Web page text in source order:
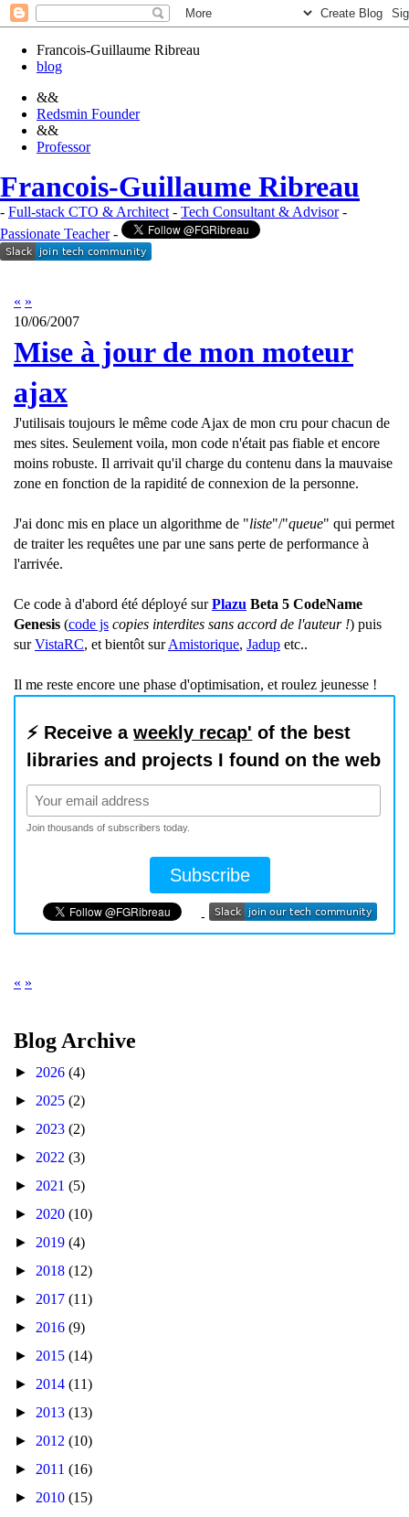
Francois-Guillaume Ribreau
blog
&&
Redsmin Founder
&&
Professor
Francois-Guillaume Ribreau
- Full-stack CTO & Architect - Tech Consultant & Advisor-
Passionate Teacher-
« »
10/06/2007
Mise à jour de mon moteur
ajax
F
a
n
o
i
G
u
i
l
m
e
R
a
J'utilisais toujours le même code Ajax de mon cru pour chacun de
mes sites. Seulement voila, mon code n'était pas fiable et encore
moins robuste. Il arrivait qu'il charge du contenu dans la mauvaise
zone en fonction de la rapidité de connexion de la personne.
J'ai donc mis en place un algorithme de "liste"/"queue" qui permet
de traiter les requêtes une par une sans perte de performance à
l'arrivée.
Ce code à d'abord été déployé surPlazu Beta 5 CodeName
Genesis (code js copies interdites sans accord de l'auteur !) puis
surVistaRC, et bientôt surAmistorique, Jadup etc..
Il me reste encore une phase d'optimisation, et roulez jeunesse !
⚡️ Receive aweekly recap' of the best
libraries and projects I found on the web
Join thousands of subscribers today.
-
« »
Blog Archive
► 2026 (4)
► 2025 (2)
► 2023 (2)
► 2022 (3)
► 2021 (5)
► 2020 (10)
► 2019 (4)
► 2018 (12)
► 2017 (11)
► 2016 (9)
► 2015 (14)
► 2014 (11)
► 2013 (13)
► 2012 (10)
► 2011 (16)
► 2010 (15)